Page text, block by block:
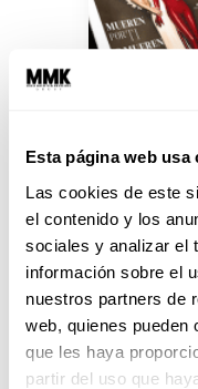
Esta página web usa
Las cookies de este
el contenido y los
sociales y analizar el
información sobre el
nuestros partners de
web, quienes pueden
que les haya
partir del uso que
Así
moi de